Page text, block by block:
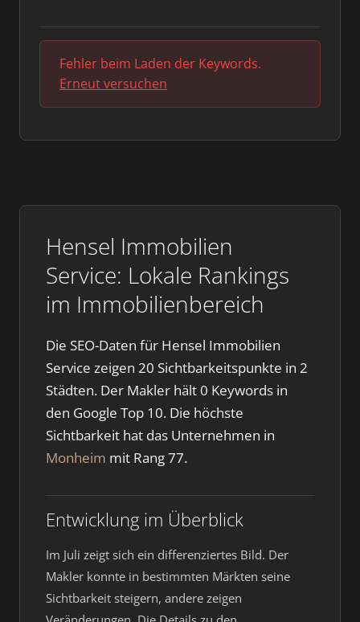
Hensel Immobilien
Service: Lokale Rankings
im Immobilienbereich
Die SEO-Daten für Hensel Immobilien
Service zeigen 20 Sichtbarkeitspunkte in 2
Städten. Der Makler hält 0 Keywords in
den Google Top 10. Die höchste
Sichtbarkeit hat das Unternehmen in
Monheim mit Rang 77.
Entwicklung im Überblick
Im Juli zeigt sich ein differenziertes Bild. Der
Makler konnte in bestimmten Märkten seine
Sichtbarkeit steigern, andere zeigen
Fehler beim Laden der Keywords.
Erneut versuchen